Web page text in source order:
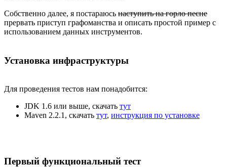
Собственно далее, я постараюсь наступить на горло песне
прервать приступ графоманства и описать простой пример с
использованием данных инструментов.
Установка инфраструктуры
Для проведения тестов нам понадобится:
JDK 1.6 или выше, скачать тут
Maven 2.2.1, скачать тут, инструкция по установке
Первый функциональный тест